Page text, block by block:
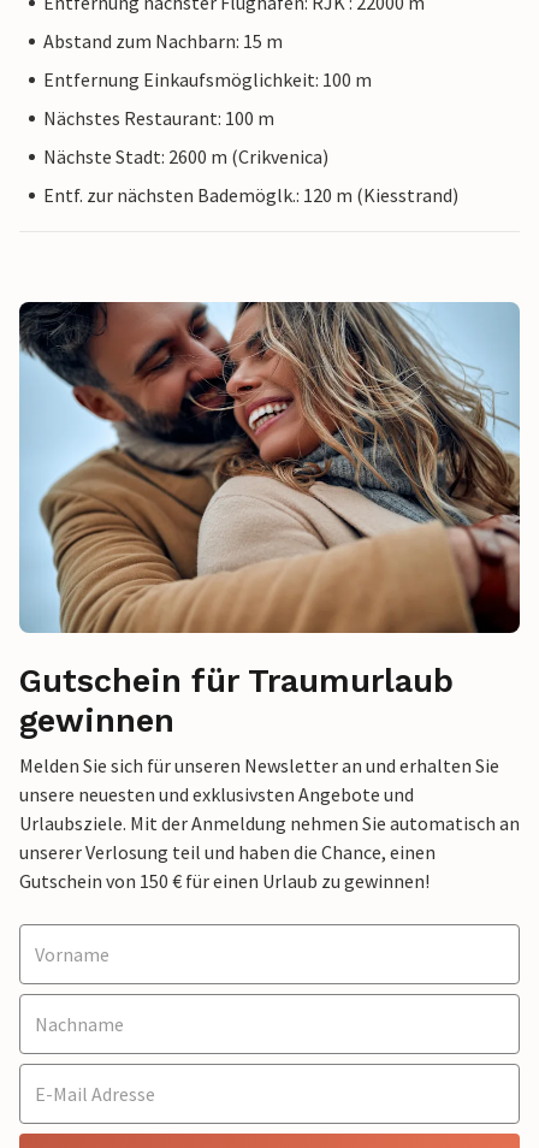
Abstand zum Nachbarn: 15 m
Entfernung Einkaufsmöglichkeit: 100 m
Nächstes Restaurant: 100 m
Nächste Stadt: 2600 m (Crikvenica)
Entf. zur nächsten Bademöglk.: 120 m (Kiesstrand)
Gutschein für Traumurlaub
gewinnen
Melden Sie sich für unseren Newsletter an und erhalten Sie
unsere neuesten und exklusivsten Angebote und
Urlaubsziele. Mit der Anmeldung nehmen Sie automatisch an
unserer Verlosung teil und haben die Chance, einen
Gutschein von 150 € für einen Urlaub zu gewinnen!